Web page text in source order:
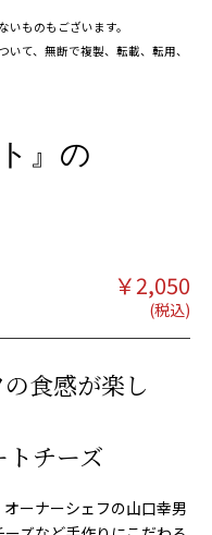
ものもございます。
て、無断で複製、転載、転用、
』の
￥2,050
食感が楽し
チーズ
ーナーシェフの山口幸男